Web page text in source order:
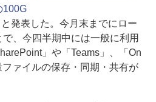
100G
発表した。今月末までにロー
、今四半期中には一般に利用
」や「Teams」、「On
ァイルの保存・同期・共有が